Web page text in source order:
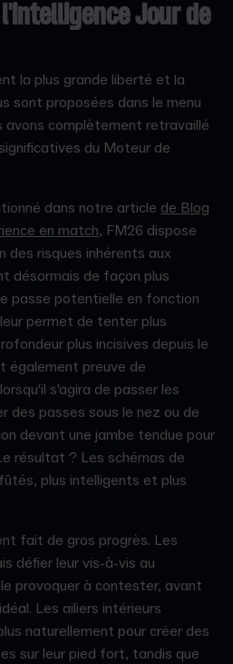
Jour de
la plus grande liberté et la
sont proposées dans le menu
avons complètement retravaillé
du Moteur de
dans notre article de Blog
en match, FM26 dispose
des risques inhérents aux
désormais de façon plus
passe potentielle en fonction
permet de tenter plus
plus incisives depuis le
également preuve de
s'agira de passer les
des passes sous le nez ou de
devant une jambe tendue pour
résultat ? Les schémas de
plus intelligents et plus
fait de gros progrès. Les
défier leur vis-à-vis au
provoquer à contester, avant
Les ailiers intérieurs
naturellement pour créer des
sur leur pied fort, tandis que